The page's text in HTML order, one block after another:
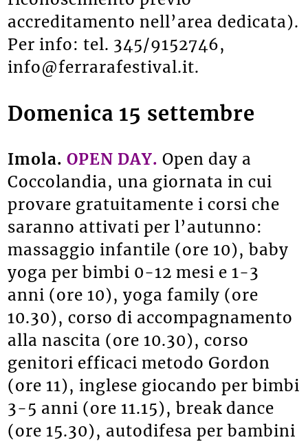
accreditamento nell’area dedicata).
Per info: tel. 345/9152746,
info@ferrarafestival.it.
Domenica 15 settembre
Imola.OPEN DAY. Open day a
Coccolandia, una giornata in cui
provare gratuitamente i corsi che
saranno attivati per l’autunno:
massaggio infantile (ore 10), baby
yoga per bimbi 0-12 mesi e 1-3
anni (ore 10), yoga family (ore
10.30), corso di accompagnamento
alla nascita (ore 10.30), corso
genitori efficaci metodo Gordon
(ore 11), inglese giocando per bimbi
3-5 anni (ore 11.15), break dance
(ore 15.30), autodifesa per bambini